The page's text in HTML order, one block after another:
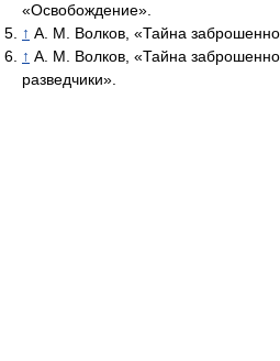
«Освобождение».
↑ А. М. Волков, «Тайна
↑ А. М. Волков, «Тайна
разведчики».